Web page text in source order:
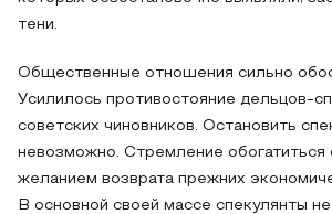
тени.
Общественные отношения сильно
Усилилось противостояние дельцов-
советских чиновников. Остановить
невозможно. Стремление обогатиться
желанием возврата прежних
В основной своей массе спекулянты